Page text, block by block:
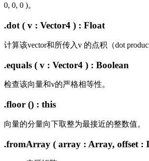
0, 0, 0 )。
.dot ( v : Vector4 ) : Float
计算该vector和所传入v 的点积（dot product
.equals ( v : Vector4 ) : Boolean
检查该向量和v的严格相等性。
.floor () : this
向量的分量向下取整为最接近的整数值。
.fromArray ( array : Array, offset :